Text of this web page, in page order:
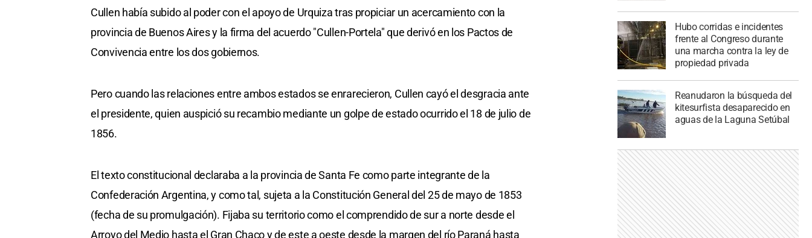
Cullen había subido al poder con el apoyo de Urquiza tras propiciar un acercamiento con la
provincia de Buenos Aires y la firma del acuerdo "Cullen-Portela" que derivó en los Pactos de
Convivencia entre los dos gobiernos.
Pero cuando las relaciones entre ambos estados se enrarecieron, Cullen cayó el desgracia ante
el presidente, quien auspició su recambio mediante un golpe de estado ocurrido el 18 de julio de
1856.
El texto constitucional declaraba a la provincia de Santa Fe como parte integrante de la
Confederación Argentina, y como tal, sujeta a la Constitución General del 25 de mayo de 1853
(fecha de su promulgación). Fijaba su territorio como el comprendido de sur a norte desde el
Arroyo del Medio hasta el Gran Chaco y de este a oeste desde la margen del río Paraná hasta
Hubo corridas e incidentes
frente al Congreso durante
una marcha contra la ley de
propiedad privada
Reanudaron la búsqueda del
kitesurfista desaparecido en
aguas de la Laguna Setúbal